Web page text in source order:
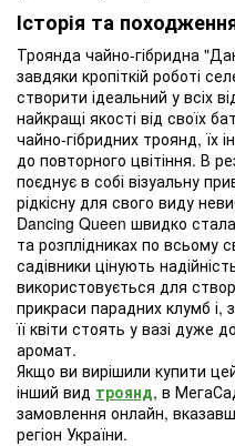
Історія та
Троянда чайно-гібридна
завдяки кропіткій роботі
створити ідеальний у всіх
найкращі якості від своїх
чайно-гібридних троянд, їх
до повторного цвітіння. В
поєднує в собі візуальну
рідкісну для свого виду
Dancing Queen швидко
та розплідниках по всьому
садівники цінують
використовується для
прикраси парадних клумб і,
її квіти стоять у вазі дуже
аромат.
Якщо ви вирішили купити
інший вид троянд, в
замовлення онлайн,
регіон України.